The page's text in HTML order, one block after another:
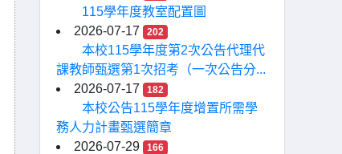
115學年度教室配置圖
2026-07-17
202
本校115學年度第2次公告代理代
課教師甄選第1次招考（一次公告分...
2026-07-17
182
本校公告115學年度增置所需學
務人力計畫甄選簡章
2026-07-29
166